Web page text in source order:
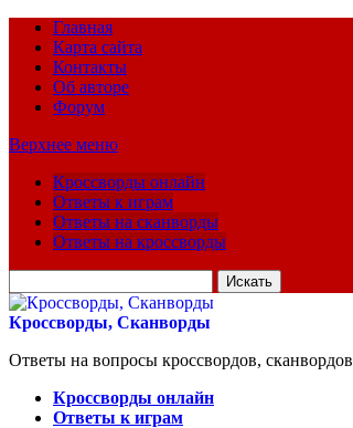
Главная
Карта сайта
Контакты
Об авторе
Форум
Верхнее меню
Кроссворды онлайн
Ответы к играм
Ответы на сканворды
Ответы на кроссворды
для:
Кроссворды, Сканворды
Ответы на вопросы кроссвордов, сканвордов
Кроссворды онлайн
Ответы к играм